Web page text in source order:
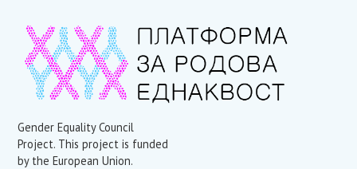
Gender Equality Council
Project. This project is funded
by the European Union.